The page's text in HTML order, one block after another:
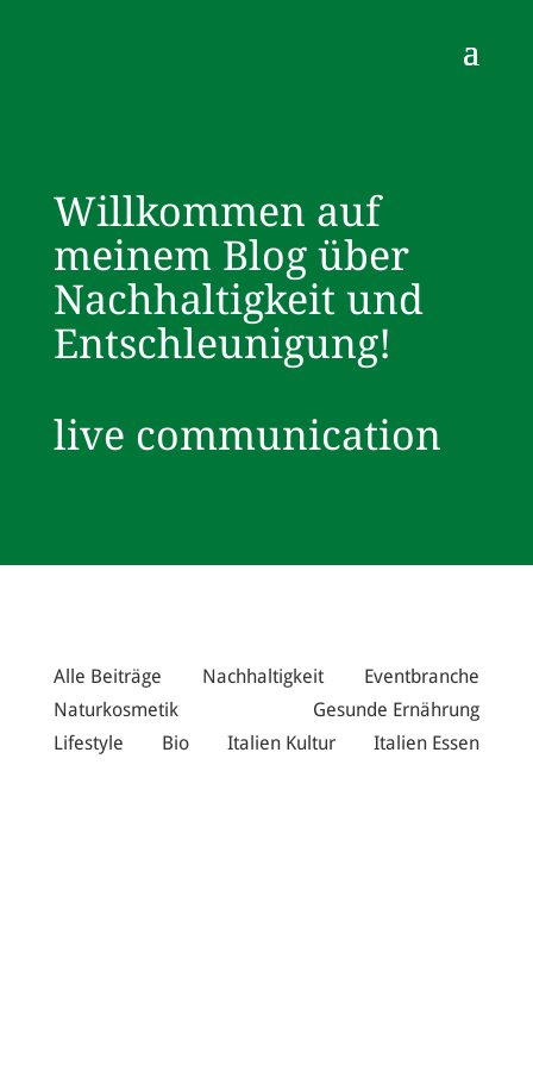
Willkommen auf
meinem Blog über
Nachhaltigkeit und
Entschleunigung!
live communication
Alle Beiträge Nachhaltigkeit
Eventbranche
Naturkosmetik
Gesunde Ernährung
Lifestyle
Bio Italien Kultur Italien Essen